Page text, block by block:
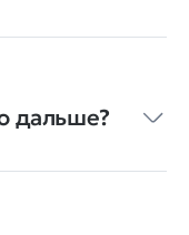
дальше?